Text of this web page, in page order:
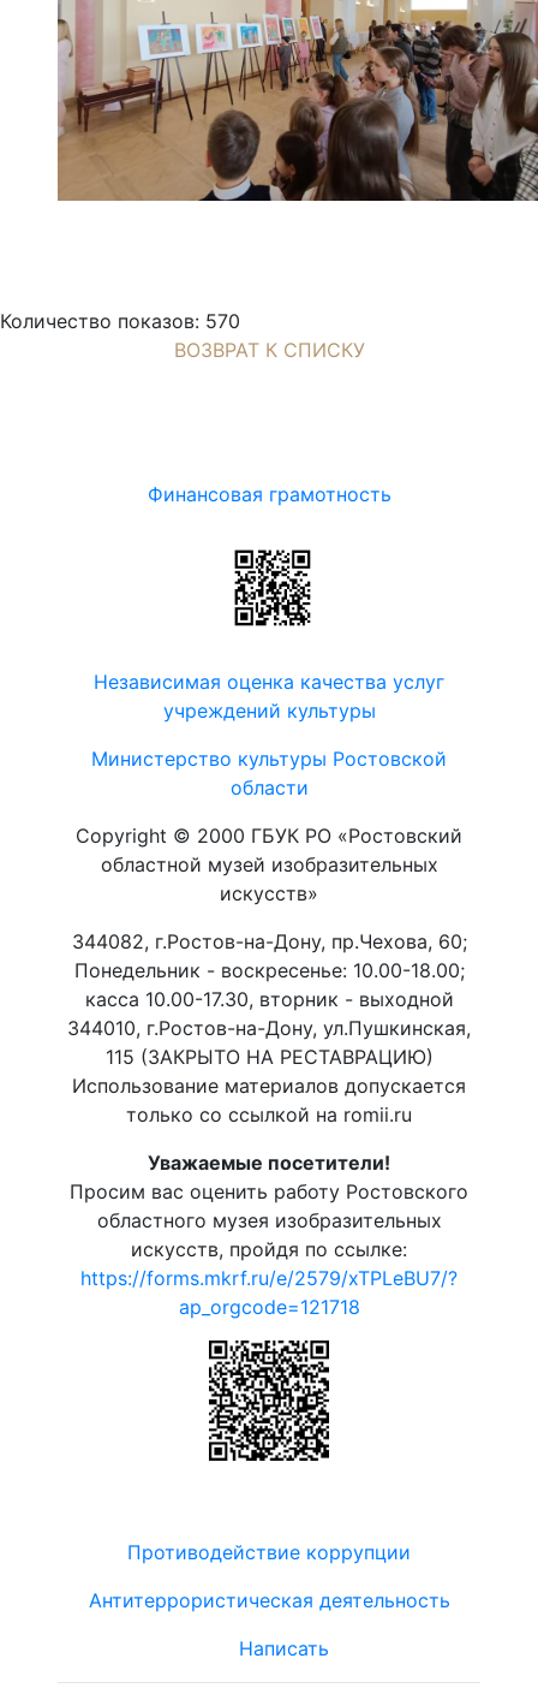
Количество показов: 570
ВОЗВРАТ К СПИСКУ
Финансовая грамотность
Независимая оценка качества услуг
учреждений культуры
Министерство культуры Ростовской
области
Copyright © 2000 ГБУК РО «Ростовский
областной музей изобразительных
искусств»
344082, г.Ростов-на-Дону, пр.Чехова, 60;
Понедельник - воскресенье: 10.00-18.00;
касса 10.00-17.30, вторник - выходной
344010, г.Ростов-на-Дону, ул.Пушкинская,
115 (ЗАКРЫТО НА РЕСТАВРАЦИЮ)
Использование материалов допускается
только со ссылкой на romii.ru
Уважаемые посетители!
Просим вас оценить работу Ростовского
областного музея изобразительных
искусств, пройдя по ссылке:
https://forms.mkrf.ru/e/2579/xTPLeBU7/?
ap_orgcode=121718
Противодействие коррупции
Антитеррористическая деятельность
Написать